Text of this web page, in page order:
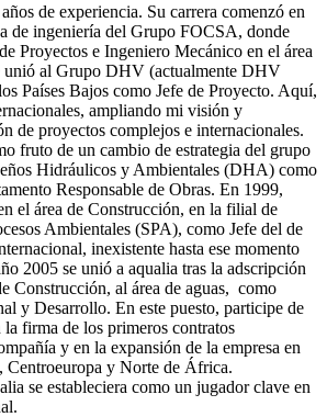
de experiencia. Su carrera comenzó en
de ingeniería del Grupo FOCSA, donde
Proyectos e Ingeniero Mecánico en el área
unió al Grupo DHV (actualmente DHV
Países Bajos como Jefe de Proyecto. Aquí,
ampliando mi visión y
de proyectos complejos e internacionales.
fruto de un cambio de estrategia del grupo
Hidráulicos y Ambientales (DHA) como
Responsable de Obras. En 1999,
el área de Construcción, en la filial de
Ambientales (SPA), como Jefe del de
inexistente hasta ese momento
2005 se unió a aqualia tras la adscripción
Construcción, al área de aguas, como
y Desarrollo. En este puesto, participe de
firma de los primeros contratos
y en la expansión de la empresa en
y Norte de África.
se estableciera como un jugador clave en